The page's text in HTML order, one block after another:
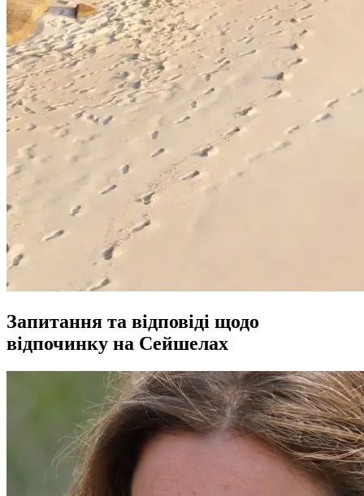
Запитання та відповіді щодо
відпочинку на Сейшелах